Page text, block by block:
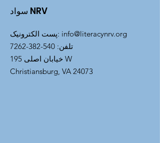
سواد NRV
پست الکترونیک: info@literacynrv.org
تلفن:
540-382-7262
خیابان اصلی 195 W
Christiansburg, VA 24073